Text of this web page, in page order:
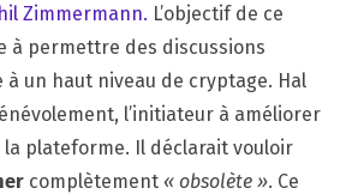
Zimmermann. L’objectif de ce
à permettre des discussions
à un haut niveau de cryptage. Hal
l’initiateur à améliorer
la plateforme. Il déclarait vouloir
complètement « obsolète ». Ce